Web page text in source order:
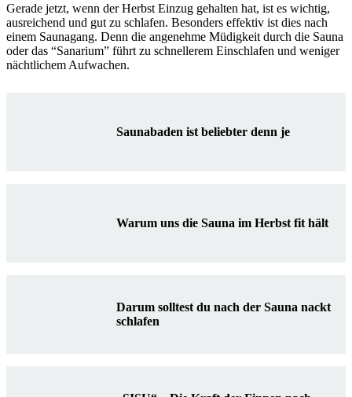
Gerade jetzt, wenn der Herbst Einzug gehalten hat, ist es wichtig,
ausreichend und gut zu schlafen. Besonders effektiv ist dies nach
einem Saunagang. Denn die angenehme Müdigkeit durch die Sauna
oder das “Sanarium” führt zu schnellerem Einschlafen und weniger
nächtlichem Aufwachen.
Saunabaden ist beliebter denn je
Warum uns die Sauna im Herbst fit hält
Darum solltest du nach der Sauna nackt
schlafen